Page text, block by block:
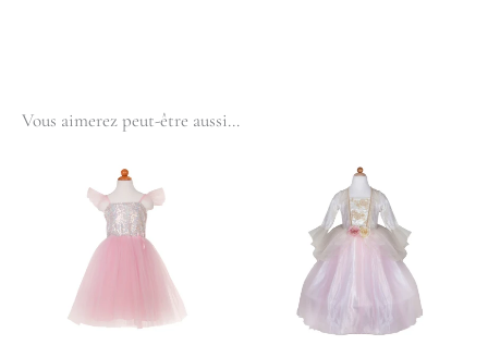
Vous aimerez peut-être aussi…
produit
plusieurs
variations.